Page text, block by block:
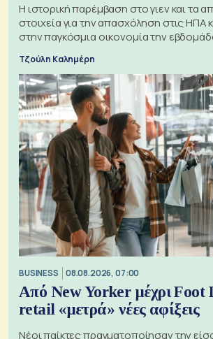
Η ιστορική παρέμβαση στο γιεν και τα
στοιχεία για την απασχόληση στις ΗΠΑ
στην παγκόσμια οικονομία την
Τζούλη Καλημέρη
BUSINESS 08.08.2026, 07:00
Από New Yorker μέχρι Foot
retail «μετρά» νέες αφίξεις
Νέοι παίκτες πραγματοποίησαν την